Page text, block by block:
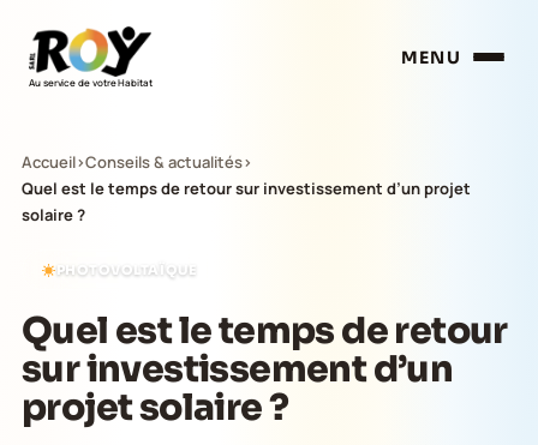
Au service de votre Habitat
MENU
Accueil›Conseils & actualités›
Quel est le temps de retour sur investissement d’un projet
solaire ?
PHOTOVOLTAÏQUE
Quel est le temps de retour
sur investissement d’un
projet solaire ?